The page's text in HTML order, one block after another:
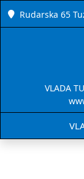
Rudarska 65
VLADA